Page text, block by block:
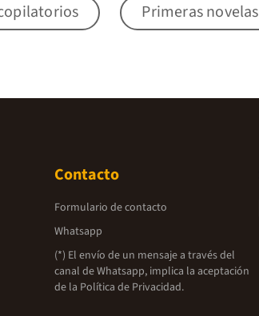
Primeras novelas
Contacto
Formulario de contacto
Whatsapp
(*) El envío de un mensaje a través del
canal de Whatsapp, implica la aceptación
de la Política de Privacidad.